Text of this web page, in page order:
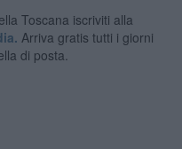
Toscana iscriviti alla
Arriva gratis tutti i giorni
di posta.